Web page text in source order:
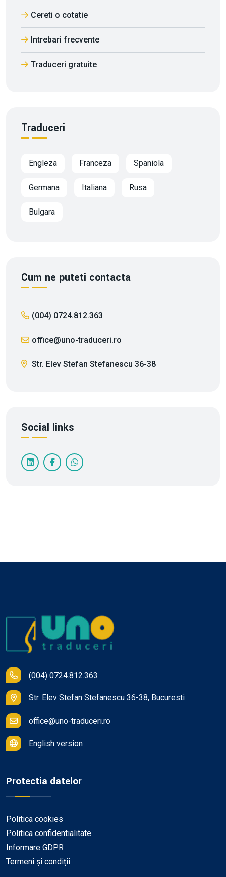
Cereti o cotatie
Intrebari frecvente
Traduceri gratuite
Traduceri
Engleza Franceza Spaniola
Germana Italiana Rusa
Bulgara
Cum ne puteti contacta
(004) 0724.812.363
office@uno-traduceri.ro
Str. Elev Stefan Stefanescu 36-38
Social links
(004) 0724.812.363
Str. Elev Stefan Stefanescu 36-38, Bucuresti
office@uno-traduceri.ro
English version
Protectia datelor
Politica cookies
Politica confidentialitate
Informare GDPR
Termeni și condiții